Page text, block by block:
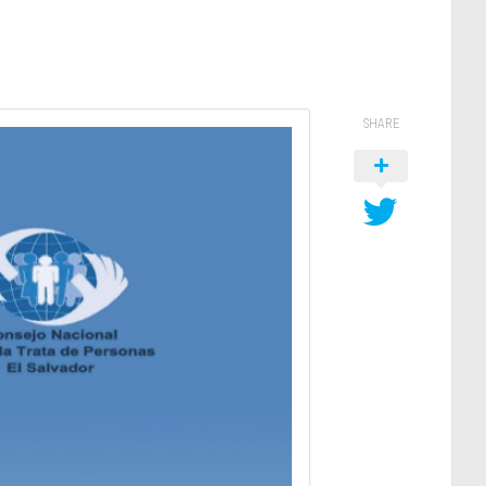
SHARE